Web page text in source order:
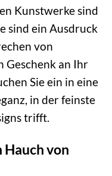
Kunstwerke sind
sind ein Ausdruck
von
Geschenk an Ihr
Sie ein in eine
in der feinste
trifft.
Hauch von